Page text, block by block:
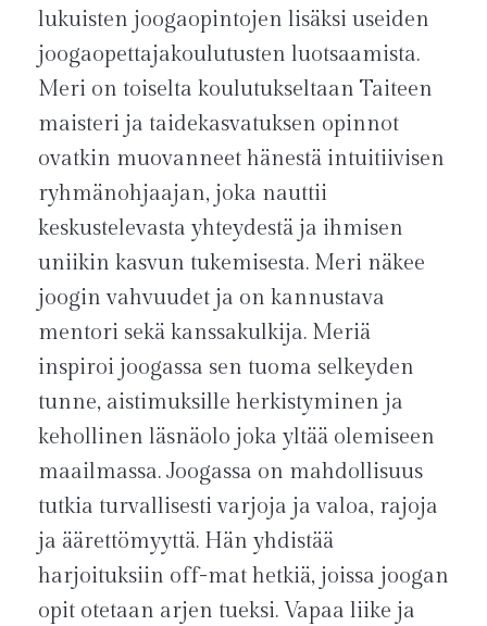
lukuisten joogaopintojen lisäksi useiden
joogaopettajakoulutusten luotsaamista.
Meri on toiselta koulutukseltaan Taiteen
maisteri ja taidekasvatuksen opinnot
ovatkin muovanneet hänestä intuitiivisen
ryhmänohjaajan, joka nauttii
keskustelevasta yhteydestä ja ihmisen
uniikin kasvun tukemisesta. Meri näkee
joogin vahvuudet ja on kannustava
mentori sekä kanssakulkija. Meriä
inspiroi joogassa sen tuoma selkeyden
tunne, aistimuksille herkistyminen ja
kehollinen läsnäolo joka yltää olemiseen
maailmassa. Joogassa on mahdollisuus
tutkia turvallisesti varjoja ja valoa, rajoja
ja äärettömyyttä. Hän yhdistää
harjoituksiin off-mat hetkiä, joissa joogan
opit otetaan arjen tueksi. Vapaa liike ja